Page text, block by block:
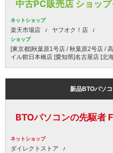
中古PC販売店 ショッ
ネットショップ
楽天市場店 ヤフオク！店
ショップ
[東京都]秋葉原1号店 / 秋葉原2号店 /
イル館日本橋店 [愛知県]名古屋店 [北
新品BTOパソ
BTOパソコンの先駆者
ネットショップ
ダイレクトストア